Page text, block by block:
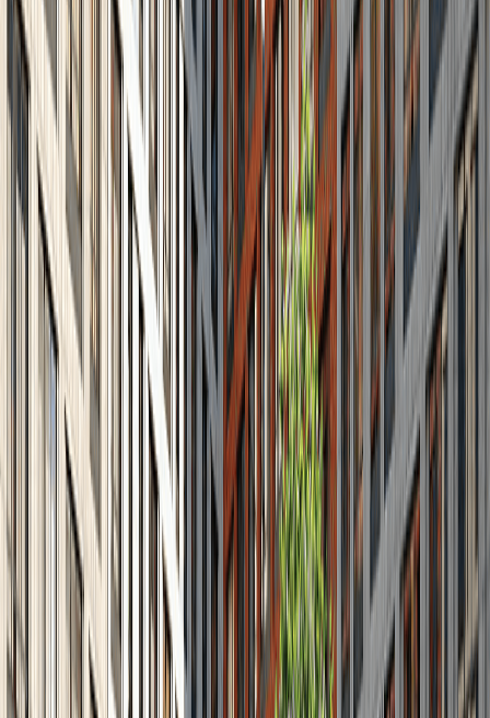
Расположение и
инфраструктура
СК «Мята» расположен всего в нескольких
минутах на машине от делового мира столицы. В
шаговой доступности находятся несколько
станций метро: «Хорошёвская», «Полежаевская»,
«Беговая», «Хорошёво», станции МЦК. В
непосредственной близости проходят
Кутузовский и Ленинградский проспекты. Дорога
до ТТК займет на автомобиле от 5-10 минут.
Ход строительства
Срок сдачи ЖК:3 кв. 2026 г.